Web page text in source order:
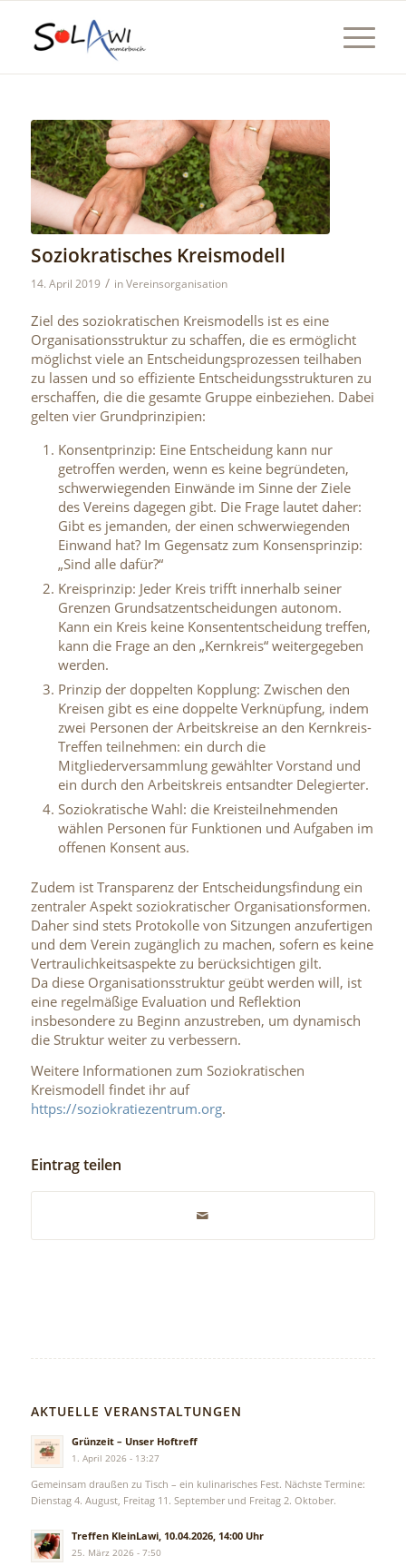
Soziokratisches Kreismodell
14. April 2019 / inVereinsorganisation
Ziel des soziokratischen Kreismodells ist es eine
Organisationsstruktur zu schaffen, die es ermöglicht
möglichst viele an Entscheidungsprozessen teilhaben
zu lassen und so effiziente Entscheidungsstrukturen zu
erschaffen, die die gesamte Gruppe einbeziehen. Dabei
gelten vier Grundprinzipien:
Konsentprinzip: Eine Entscheidung kann nur
getroffen werden, wenn es keine begründeten,
schwerwiegenden Einwände im Sinne der Ziele
des Vereins dagegen gibt. Die Frage lautet daher:
Gibt es jemanden, der einen schwerwiegenden
Einwand hat? Im Gegensatz zum Konsensprinzip:
„Sind alle dafür?“
Kreisprinzip: Jeder Kreis trifft innerhalb seiner
Grenzen Grundsatzentscheidungen autonom.
Kann ein Kreis keine Konsententscheidung treffen,
kann die Frage an den „Kernkreis“ weitergegeben
werden.
Prinzip der doppelten Kopplung: Zwischen den
Kreisen gibt es eine doppelte Verknüpfung, indem
zwei Personen der Arbeitskreise an den Kernkreis-
Treffen teilnehmen: ein durch die
Mitgliederversammlung gewählter Vorstand und
ein durch den Arbeitskreis entsandter Delegierter.
Soziokratische Wahl: die Kreisteilnehmenden
wählen Personen für Funktionen und Aufgaben im
offenen Konsent aus.
Zudem ist Transparenz der Entscheidungsfindung ein
zentraler Aspekt soziokratischer Organisationsformen.
Daher sind stets Protokolle von Sitzungen anzufertigen
und dem Verein zugänglich zu machen, sofern es keine
Vertraulichkeitsaspekte zu berücksichtigen gilt.
Da diese Organisationsstruktur geübt werden will, ist
eine regelmäßige Evaluation und Reflektion
insbesondere zu Beginn anzustreben, um dynamisch
die Struktur weiter zu verbessern.
Weitere Informationen zum Soziokratischen
Kreismodell findet ihr auf
https://soziokratiezentrum.org.
Eintrag teilen
AKTUELLE VERANSTALTUNGEN
Grünzeit – Unser Hoftreff
1. April 2026 - 13:27
Gemeinsam draußen zu Tisch – ein kulinarisches Fest. Nächste Termine:
Dienstag 4. August, Freitag 11. September und Freitag 2. Oktober.
Treffen KleinLawi, 10.04.2026, 14:00 Uhr
25. März 2026 - 7:50